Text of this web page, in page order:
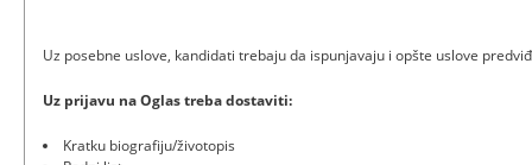
Uz posebne uslove, kandidati trebaju da ispunjavaju i opšte uslove
Uz prijavu na Oglas treba dostaviti:
Kratku biografiju/životopis